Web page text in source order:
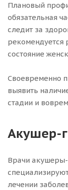
Плановый
обязательная
следит за
рекомендуется
состояние
Своевременно
выявить
стадии и
Акушер-
Врачи
лечении